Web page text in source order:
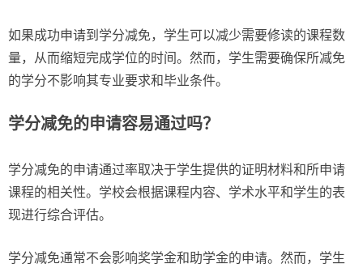
如果成功申请到学分减免，学生可以减少需要修读的课程数
量，从而缩短完成学位的时间。然而，学生需要确保所减免
的学分不影响其专业要求和毕业条件。
学分减免的申请容易通过吗？
学分减免的申请通过率取决于学生提供的证明材料和所申请
课程的相关性。学校会根据课程内容、学术水平和学生的表
现进行综合评估。
学分减免通常不会影响奖学金和助学金的申请。然而，学生